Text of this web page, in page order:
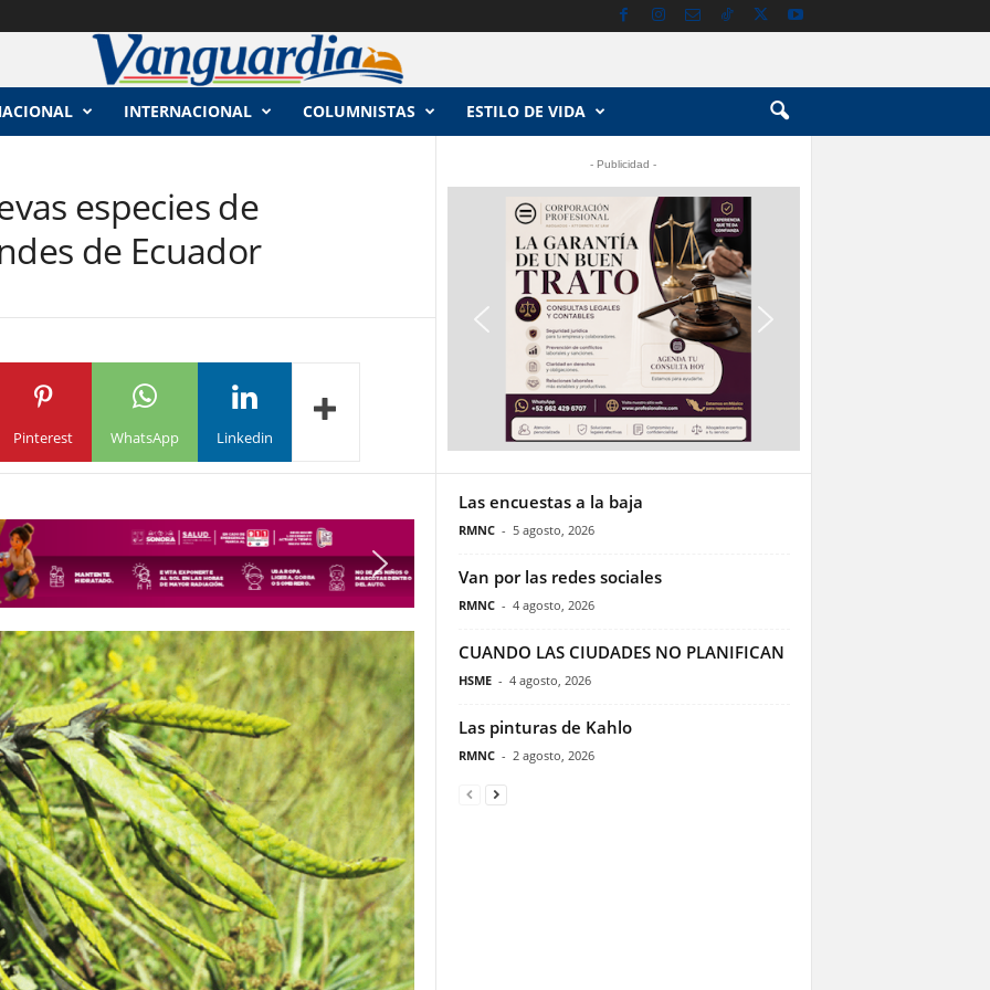
INTERNACIONAL COLUMNISTAS ESTILO DE VIDA
especies de
de Ecuador
Pinterest WhatsApp Linkedin
- Publicidad -
Las encuestas a la baja
RMNC - 5 agosto, 2026
Van por las redes sociales
RMNC - 4 agosto, 2026
CUANDO LAS CIUDADES NO PLANIFICAN
HSME - 4 agosto, 2026
Las pinturas de Kahlo
RMNC - 2 agosto, 2026